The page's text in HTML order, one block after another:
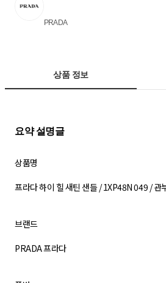
PRADA
상품 정보
요약 설명글
상품명
프라다 하이 힐 새틴 샌들 / 1XP48N 049 / 관
브랜드
PRADA 프라다